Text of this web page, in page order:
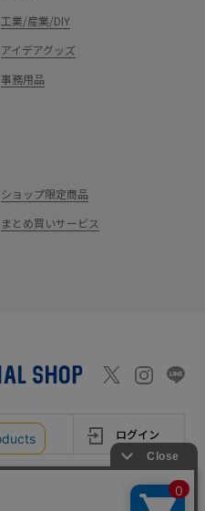
工業/産業/DIY
アイデアグッズ
事務用品
ショップ限定商品
まとめ買いサービス
カート ログイン